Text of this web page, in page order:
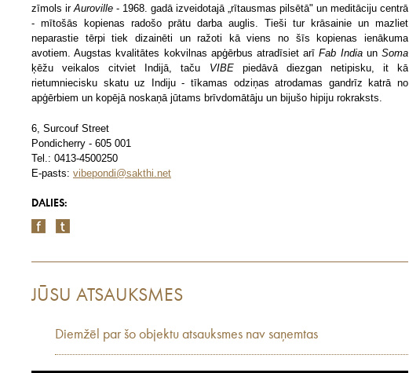
zīmols irAuroville - 1968. gadā izveidotajā „rītausmas pilsētā" un meditāciju centrā
- mītošās kopienas radošo prātu darba auglis. Tieši tur krāsainie un mazliet
neparastie tērpi tiek dizainēti un ražoti kā viens no šīs kopienas ienākuma
avotiem. Augstas kvalitātes kokvilnas apģērbus atradīsiet arīFab IndiaunSoma
ķēžu veikalos citviet Indijā, taču VIBEpiedāvā diezgan netipisku, it kā
rietumniecisku skatu uz Indiju - tīkamas odziņas atrodamas gandrīz katrā no
apģērbiem un kopējā noskaņā jūtams brīvdomātāju un bijušo hipiju rokraksts.
6, Surcouf Street
Pondicherry - 605 001
Tel.: 0413-4500250
E-pasts: vibepondi@sakthi.net
DALIES:
JŪSU ATSAUKSMES
Diemžēl par šo objektu atsauksmes nav saņemtas